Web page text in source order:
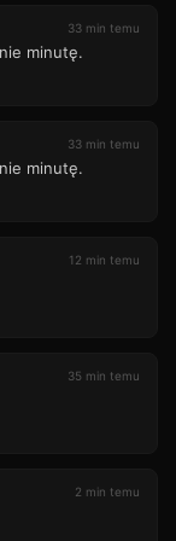
33 min temu
minutę.
33 min temu
minutę.
12 min temu
35 min temu
2 min temu